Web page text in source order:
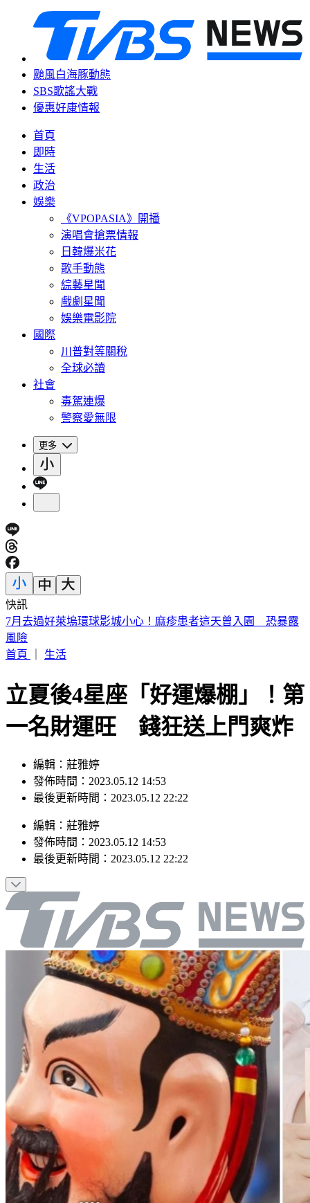
颱風白海豚動態
SBS歌謠大戰
優惠好康情報
首頁
即時
生活
政治
娛樂
《VPOPASIA》開播
演唱會搶票情報
日韓爆米花
歌手動態
綜藝星聞
戲劇星聞
娛樂電影院
國際
川普對等關稅
全球必讀
社會
毒駕連爆
警察愛無限
更多
快訊
快訊／宜蘭2層樓民宅起火「全面燃燒」 2童急逃
首頁
立夏後4星座「好運爆棚」！第
一名財運旺 錢狂送上門爽炸
發佈時間：2023.05.12 14:53
最後更新時間：2023.05.12 22:22
發佈時間：2023.05.12 14:53
最後更新時間：2023.05.12 22:22